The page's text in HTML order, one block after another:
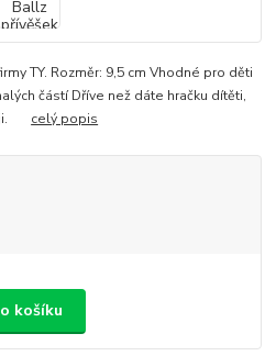
TY. Rozměr: 9,5 cm Vhodné pro děti
částí Dříve než dáte hračku dítěti,
ji. celý popis
košíku